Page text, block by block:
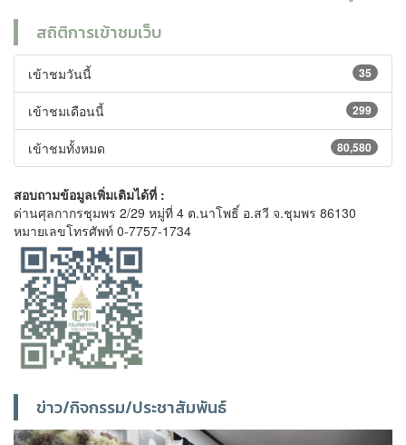
สถิติการเข้าชมเว็บ
35
เข้าชมวันนี้
299
เข้าชมเดือนนี้
80,580
เข้าชมทั้งหมด
สอบถามข้อมูลเพิ่มเติมได้ที่ :
ด่านศุลกากรชุมพร 2/29 หมู่ที่ 4 ต.นาโพธิ์ อ.สวี จ.ชุมพร 86130
หมายเลขโทรศัพท์ 0-7757-1734
ข่าว/กิจกรรม/ประชาสัมพันธ์